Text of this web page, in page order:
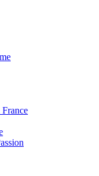
France